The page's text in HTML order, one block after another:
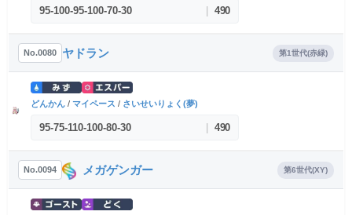
95-100-95-100-70-30 490
No.0080 ヤドラン 第1世代(赤緑)
どんかん / マイペース / さいせいりょく(夢)
95-75-110-100-80-30 490
No.0094 メガゲンガー 第6世代(XY)